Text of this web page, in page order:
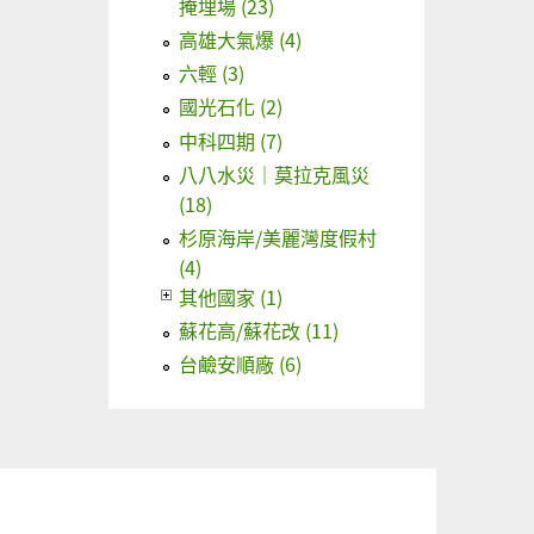
掩埋場 (23)
高雄大氣爆 (4)
六輕 (3)
國光石化 (2)
中科四期 (7)
八八水災｜莫拉克風災
(18)
杉原海岸/美麗灣度假村
(4)
其他國家 (1)
蘇花高/蘇花改 (11)
台鹼安順廠 (6)